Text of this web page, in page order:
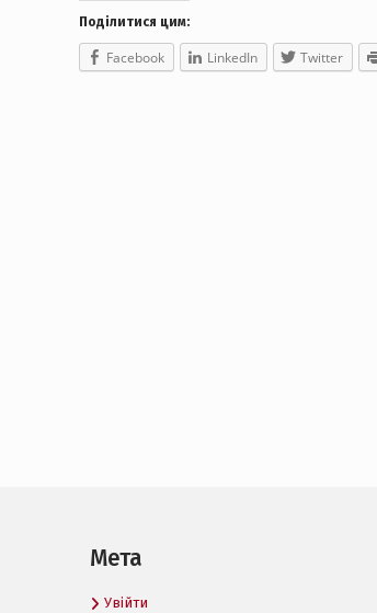
Поділитися цим:
Facebook LinkedIn Twitter
Мета
Увійти